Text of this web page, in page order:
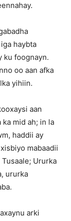
haybta
ku foognayn.
oo aan afka
yihiin.
aan
mid ah; in la
haddii ay
mabaadii
Ururka
ururka
arki